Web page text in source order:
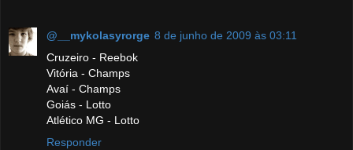
@__mykolasyrorge 8 de junho de 2009 às 03:11
Cruzeiro - Reebok
Vitória - Champs
Avaí - Champs
Goiás - Lotto
Atlético MG - Lotto
Responder